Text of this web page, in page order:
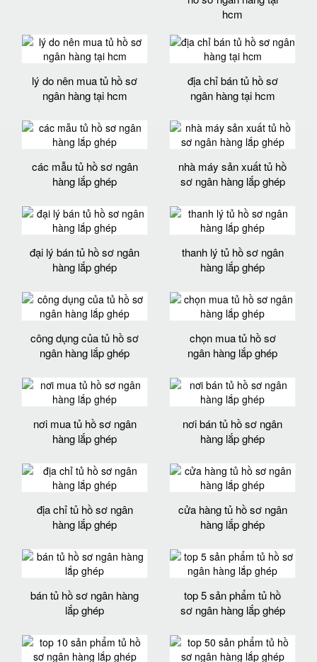
hcm
lý do nên mua tủ hồ sơ
ngân hàng tại hcm
địa chỉ bán tủ hồ sơ
ngân hàng tại hcm
các mẫu tủ hồ sơ ngân
hàng lắp ghép
nhà máy sản xuất tủ hồ
sơ ngân hàng lắp ghép
đại lý bán tủ hồ sơ ngân
hàng lắp ghép
thanh lý tủ hồ sơ ngân
hàng lắp ghép
công dụng của tủ hồ sơ
ngân hàng lắp ghép
chọn mua tủ hồ sơ
ngân hàng lắp ghép
nơi mua tủ hồ sơ ngân
hàng lắp ghép
nơi bán tủ hồ sơ ngân
hàng lắp ghép
địa chỉ tủ hồ sơ ngân
hàng lắp ghép
cửa hàng tủ hồ sơ ngân
hàng lắp ghép
bán tủ hồ sơ ngân hàng
lắp ghép
top 5 sản phẩm tủ hồ
sơ ngân hàng lắp ghép